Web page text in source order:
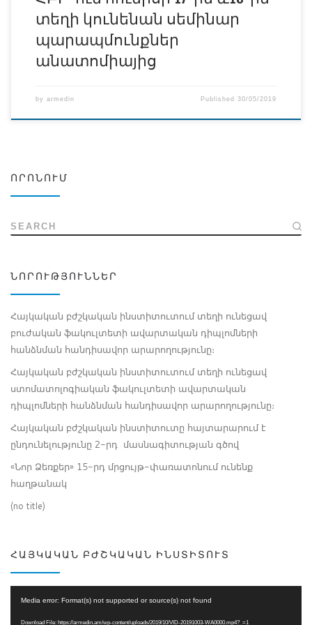
տեղի կունենան սեմինար
պարապմունքներ
անատոմիայից
by armedin Published30/05/2019
ՈՐՈՆՈՒՄ
SEARCH
ՆՈՐՈՒԹՅՈՒՆՆԵՐ
Հայկական բժշկական ինստիտուտում տեղի ունեցավ
բուժական ֆակուլտետի ավարտական դիպլոմների
հանձնման հանդիսավոր արարողությունը։
Հայկական բժշկական ինստիտուտում տեղի ունեցավ
ստոմատոլոգիական ֆակուլտետի ավարտական
դիպլոմների հանձնման հանդիսավոր արարողությունը։
Հայկական բժշկական ինստիտուտը հայտարարում է
ընդունելությունը 2-րդ մասնագիտության գծով
«Նոր Ձեռքեր» 15-րդ մրցույթ-փառատոնում ունենք
հաղթանակ
(no title)
ՀԱՅԿԱԿԱՆ ԲԺՇԿԱԿԱՆ ԻՆՍՏԻՏՈՒՏ
Player
Media error: Format(s) not supported or source(s) not found
Download File: https://armedin.am/wp-content/uploads/2019/10/VID-20191003-WA0000.mp4?_=1